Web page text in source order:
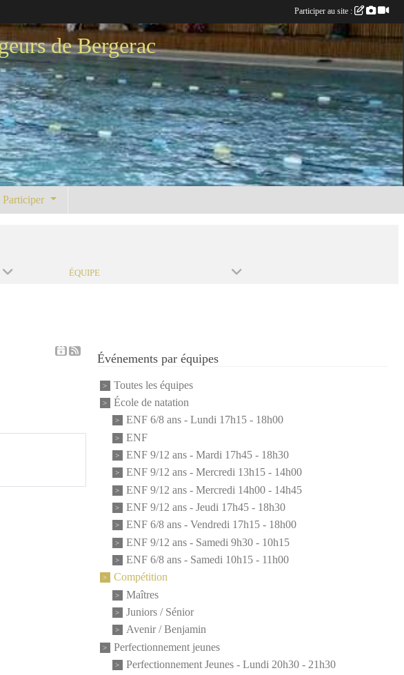
de Bergerac
Participer
ÉQUIPE
Événements par équipes
Toutes les équipes
École de natation
ENF 6/8 ans - Lundi 17h15 - 18h00
ENF
ENF 9/12 ans - Mardi 17h45 - 18h30
ENF 9/12 ans - Mercredi 13h15 - 14h00
ENF 9/12 ans - Mercredi 14h00 - 14h45
ENF 9/12 ans - Jeudi 17h45 - 18h30
ENF 6/8 ans - Vendredi 17h15 - 18h00
ENF 9/12 ans - Samedi 9h30 - 10h15
ENF 6/8 ans - Samedi 10h15 - 11h00
Compétition
Maîtres
Juniors / Sénior
Avenir / Benjamin
Perfectionnement jeunes
Perfectionnement Jeunes - Lundi 20h30 - 21h30
Participer au site :